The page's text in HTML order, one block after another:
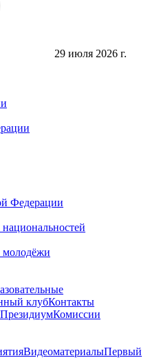
29 июля 2026 г.
Федерации
молодёжи
клубКонтакты
ПрезидиумКомиссии
ВидеоматериалыПервый